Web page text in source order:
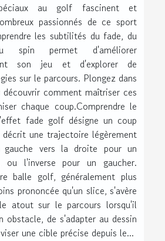
au golf fascinent et
passionnés de ce sport
les subtilités du fade, du
permet d'améliorer
son jeu et d'explorer de
sur le parcours. Plongez dans
comment maîtriser ces
chaque coup.Comprendre le
fade golf désigne un coup
une trajectoire légèrement
gauche vers la droite pour un
ou l'inverse pour un gaucher.
balle golf, généralement plus
prononcée qu'un slice, s'avère
atout sur le parcours lorsqu'il
obstacle, de s'adapter au dessin
une cible précise depuis le...